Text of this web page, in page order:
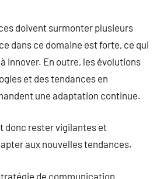
doivent surmonter plusieurs
dans ce domaine est forte, ce qui
innover. En outre, les évolutions
et des tendances en
une adaptation continue.
donc rester vigilantes et
aux nouvelles tendances.
de communication